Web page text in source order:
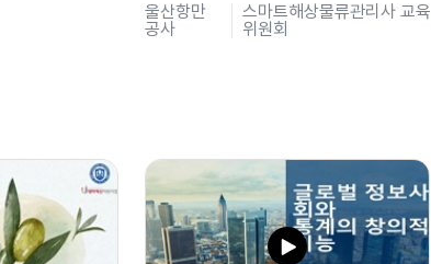
울산항만
공사
스마트해상물류관리사 교육
위원회